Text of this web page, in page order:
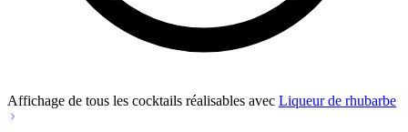
Affichage de tous les cocktails réalisables avec Liqueur de rhubarbe